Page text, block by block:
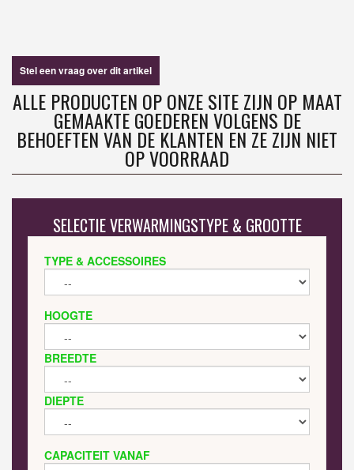
Stel een vraag over dit artikel
ALLE PRODUCTEN OP ONZE SITE ZIJN OP MAAT
GEMAAKTE GOEDEREN VOLGENS DE
BEHOEFTEN VAN DE KLANTEN EN ZE ZIJN NIET
OP VOORRAAD
SELECTIE VERWARMINGSTYPE & GROOTTE
TYPE & ACCESSOIRES
HOOGTE
BREEDTE
DIEPTE
CAPACITEIT VANAF